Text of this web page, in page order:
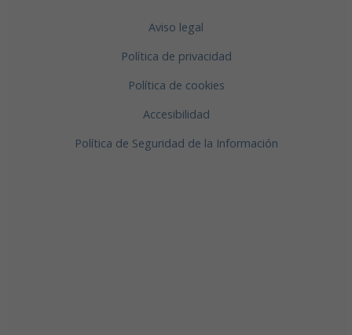
Aviso legal
Política de privacidad
Política de cookies
Accesibilidad
Política de Seguridad de la Información